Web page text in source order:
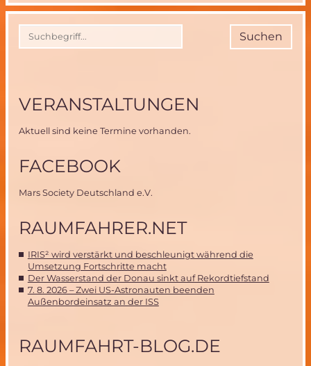
Suchen
VERANSTALTUNGEN
Aktuell sind keine Termine vorhanden.
FACEBOOK
Mars Society Deutschland e.V.
RAUMFAHRER.NET
IRIS² wird verstärkt und beschleunigt während die
Umsetzung Fortschritte macht
Der Wasserstand der Donau sinkt auf Rekordtiefstand
7. 8. 2026 – Zwei US-Astronauten beenden
Außenbordeinsatz an der ISS
RAUMFAHRT-BLOG.DE